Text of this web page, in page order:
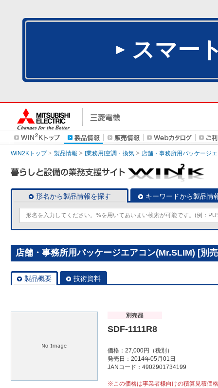
スマー
WIN2Kトップ 製品情報 [業務用]空調・換気 店舗・事務所用パッケージ
形名から製品情報を探す キーワードから製品情
店舗・事務所用パッケージエアコン(Mr.SLIM) [別
製品概要 技術資料
SDF-1111R8
価格：27,000円（税別）
発売日：2014年05月01日
JANコード：4902901734199
※この価格は事業者様向けの積算見積価